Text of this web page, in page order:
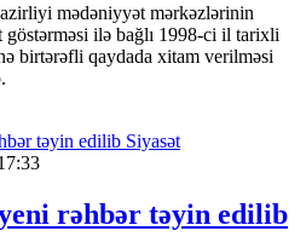
mədəniyyət mərkəzlərinin
göstərməsi ilə bağlı 1998-ci il tarixli
birtərəfli qaydada xitam verilməsi
Siyasət
rəhbər təyin edilib